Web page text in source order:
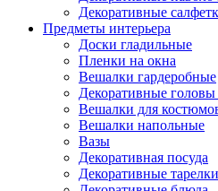
Декоративные
Предметы интерьера
Доски гладильные
Пленки на окна
Вешалки гардеробные
Декоративные
Вешалки для
Вешалки напольные
Вазы
Декоративная посуда
Декоративные тарелки